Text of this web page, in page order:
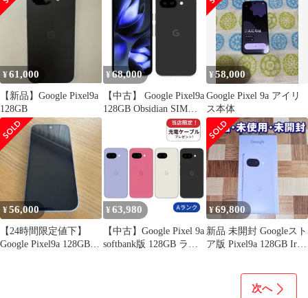
【352】
¥61,000
【新品】Google Pixel9a
128GB
¥ 68,000
【中古】 Google Pixel9a
128GB Obsidian SIMフ
リー 本体 ソフトバンク
Aランク スマホ【送料
無料】 gp9a1sbk8mtm
¥58,000
Google Pixel 9a アイリ
ス本体
¥56,000
【24時間限定値下】
Google Pixel9a 128GB本
¥ 63,980
【中古】Google Pixel 9a
softbank版 128GB ラン
¥69,800
新品 未開封 Googleスト
ア版 Pixel9a 128GB Iris
次へ